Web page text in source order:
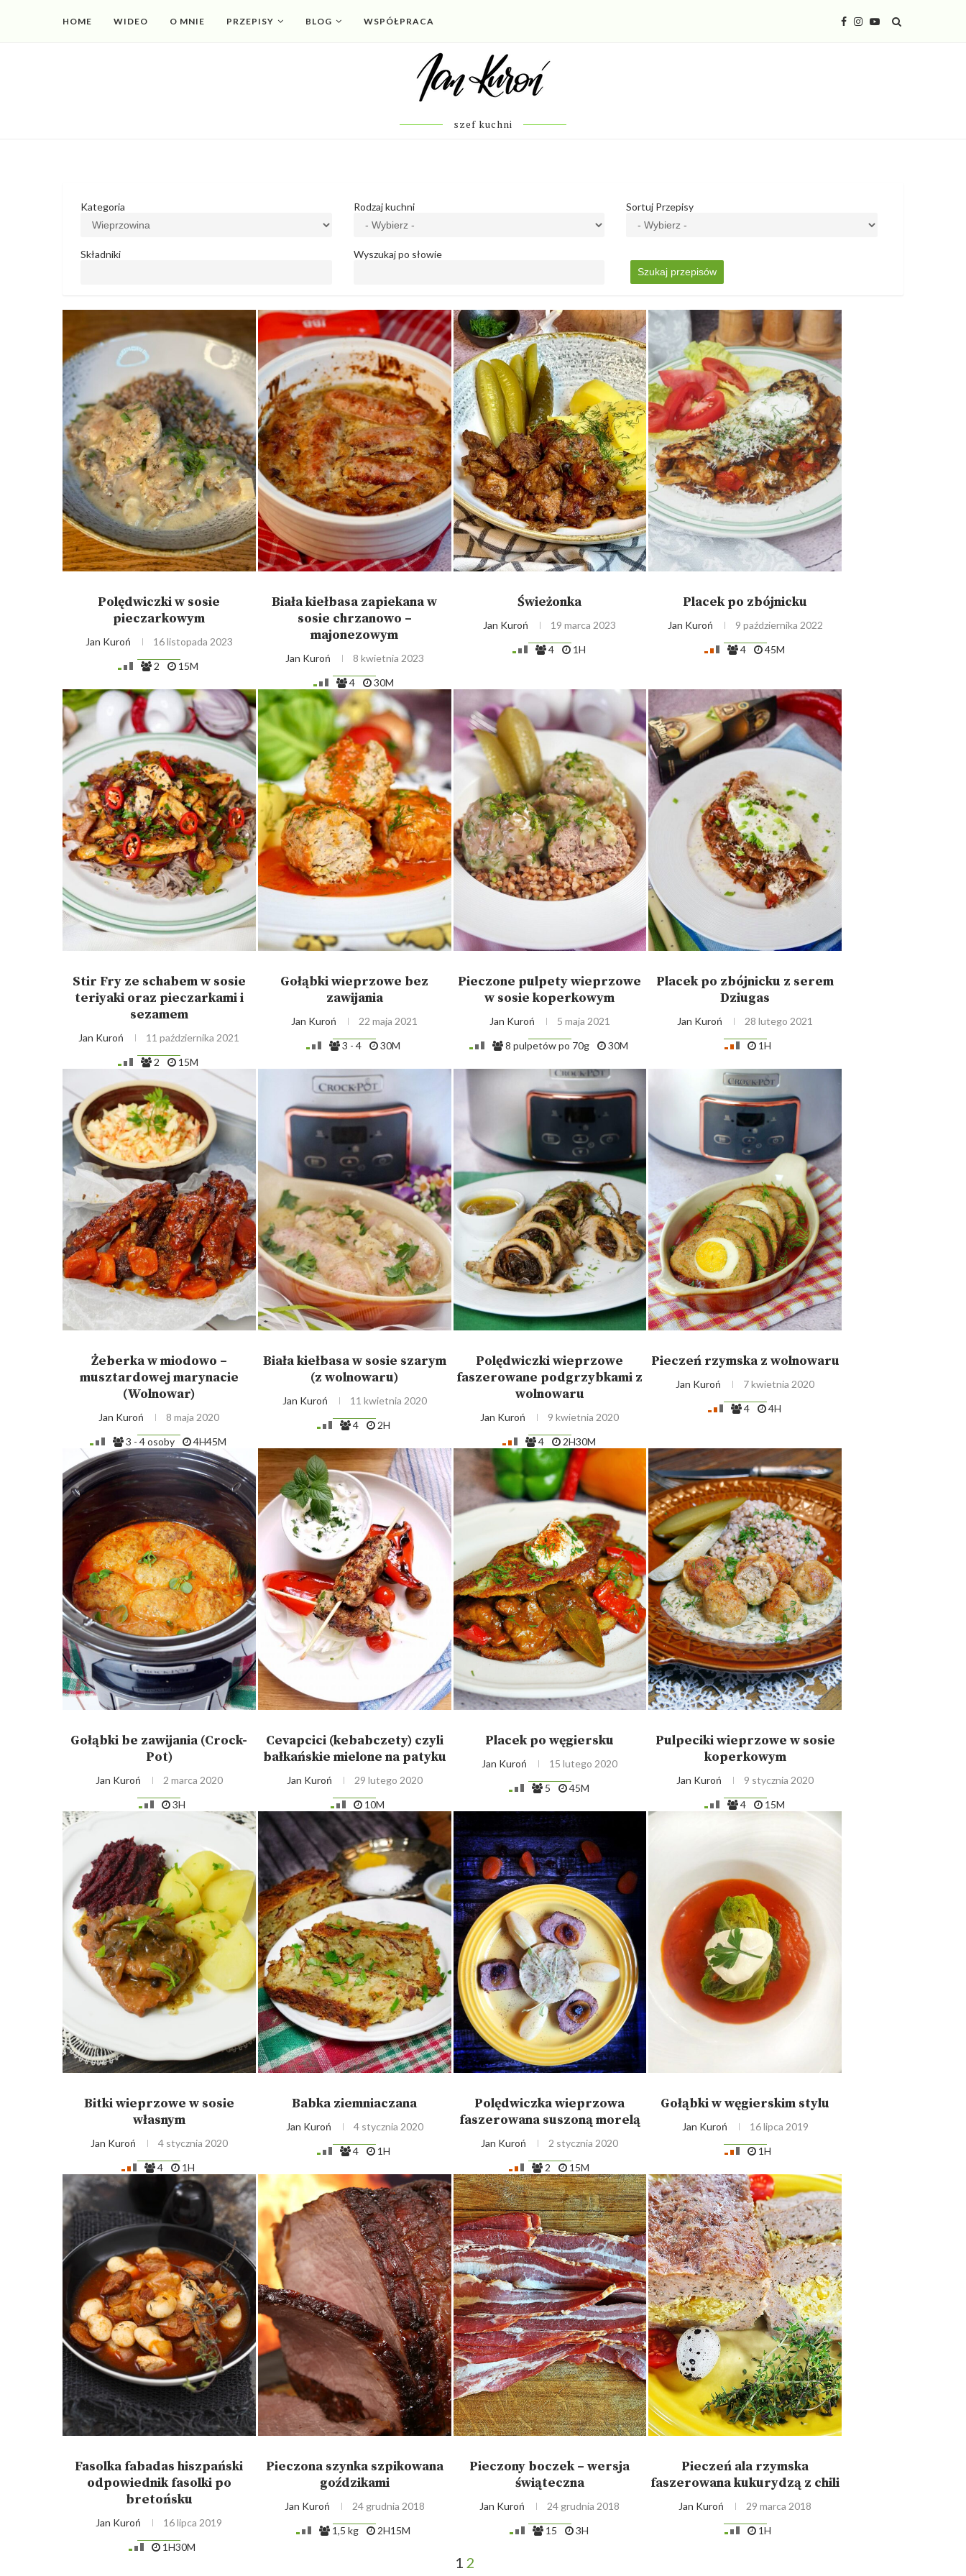
HOME WIDEO O MNIE PRZEPISY BLOG WSPÓŁPRACA
szef kuchni
Kategoria Rodzaj kuchni Sortuj Przepisy
Składniki Wyszukaj po słowie
Szukaj przepisów
Polędwiczki w sosie
pieczarkowym
Jan Kuroń
16 listopada 2023
2
15M
Biała kiełbasa zapiekana w
sosie chrzanowo –
majonezowym
Jan Kuroń
8 kwietnia 2023
4
30M
Świeżonka
Jan Kuroń
19 marca 2023
4
1H
Placek po zbójnicku
Jan Kuroń
9 października 2022
4
45M
Stir Fry ze schabem w sosie
teriyaki oraz pieczarkami i
sezamem
Jan Kuroń
11 października 2021
2
15M
Gołąbki wieprzowe bez
zawijania
Jan Kuroń
22 maja 2021
3 - 4
30M
Pieczone pulpety wieprzowe
w sosie koperkowym
Jan Kuroń
5 maja 2021
8 pulpetów po 70g
30M
Placek po zbójnicku z serem
Dziugas
Jan Kuroń
28 lutego 2021
1H
Żeberka w miodowo –
musztardowej marynacie
(Wolnowar)
Jan Kuroń
8 maja 2020
3 - 4 osoby
4H45M
Biała kiełbasa w sosie szarym
(z wolnowaru)
Jan Kuroń
11 kwietnia 2020
4
2H
Polędwiczki wieprzowe
faszerowane podgrzybkami z
wolnowaru
Jan Kuroń
9 kwietnia 2020
4
2H30M
Pieczeń rzymska z wolnowaru
Jan Kuroń
7 kwietnia 2020
4
4H
Gołąbki be zawijania (Crock-
Pot)
Jan Kuroń
2 marca 2020
3H
Cevapcici (kebabczety) czyli
bałkańskie mielone na patyku
Jan Kuroń
29 lutego 2020
10M
Placek po węgiersku
Jan Kuroń
15 lutego 2020
5
45M
Pulpeciki wieprzowe w sosie
koperkowym
Jan Kuroń
9 stycznia 2020
4
15M
Bitki wieprzowe w sosie
własnym
Jan Kuroń
4 stycznia 2020
4
1H
Babka ziemniaczana
Jan Kuroń
4 stycznia 2020
4
1H
Polędwiczka wieprzowa
faszerowana suszoną morelą
Jan Kuroń
2 stycznia 2020
2
15M
Gołąbki w węgierskim stylu
Jan Kuroń
16 lipca 2019
1H
Fasolka fabadas hiszpański
odpowiednik fasolki po
bretońsku
Jan Kuroń
16 lipca 2019
1H30M
Pieczona szynka szpikowana
goździkami
Jan Kuroń
24 grudnia 2018
1,5 kg
2H15M
Pieczony boczek – wersja
świąteczna
Jan Kuroń
24 grudnia 2018
15
3H
Pieczeń ala rzymska
faszerowana kukurydzą z chili
Jan Kuroń
29 marca 2018
1H
1 2